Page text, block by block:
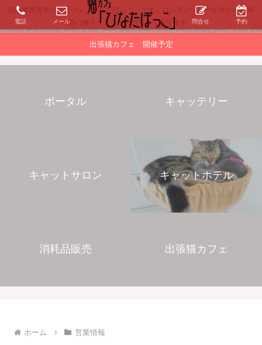
兵庫県西宮市の猫カフェ「ひなたぼっこ」です。ロシアンブルーを中心に約30
頭の猫スタッフがお待ちしております。
出張猫カフェ 開催予定
ポータル キャッテリー
キャットサロン キャットホテル
消耗品販売 出張猫カフェ
ホーム 営業情報
電話 メール 問合せ 予約